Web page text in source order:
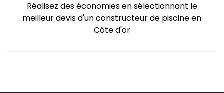
Réalisez des économies en sélectionnant le
meilleur devis d'un constructeur de piscine en
Côte d'or